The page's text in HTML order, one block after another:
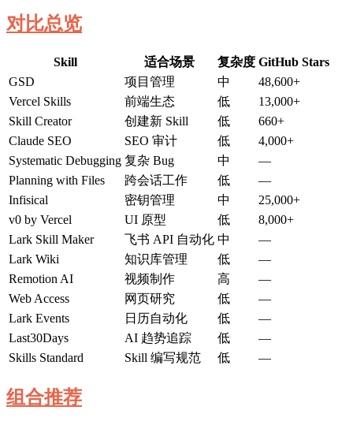
对比总览
Skill 适合场景 复杂度 GitHub Stars
GSD
项目管理 中
48,600+
Vercel Skills
前端生态 低
13,000+
Skill Creator
创建新 Skill 低
660+
Claude SEO
SEO 审计 低
4,000+
Systematic Debugging 复杂 Bug 中
—
Planning with Files
跨会话工作 低
—
Infisical
密钥管理 中
25,000+
v0 by Vercel
UI 原型 低
8,000+
Lark Skill Maker
飞书 API 自动化 中
—
Lark Wiki
知识库管理 低
—
Remotion AI
视频制作 高
—
Web Access
网页研究 低
—
Lark Events
日历自动化 低
—
Last30Days
AI 趋势追踪 低
—
Skills Standard
Skill 编写规范 低 —
组合推荐